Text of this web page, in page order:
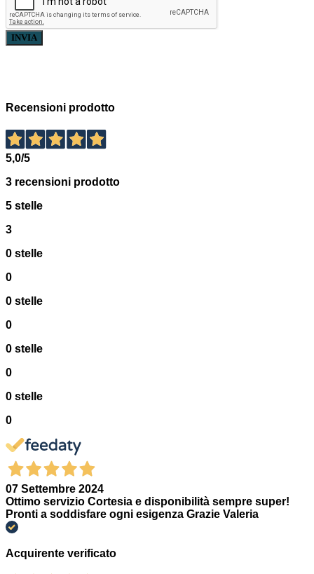
INVIA
Recensioni prodotto
5,0/5
3 recensioni prodotto
5 stelle
3
0 stelle
0
0 stelle
0
0 stelle
0
0 stelle
0
07 Settembre 2024
Ottimo servizio Cortesia e disponibilità sempre super!
Pronti a soddisfare ogni esigenza Grazie Valeria
Acquirente verificato